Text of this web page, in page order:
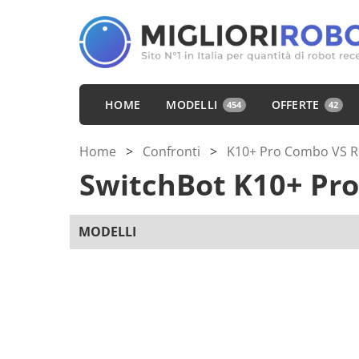
HOME MODELLI 454 OFFERTE 42
Home > Confronti > K10+ Pro Combo VS
SwitchBot K10+
MODELLI